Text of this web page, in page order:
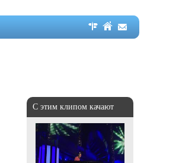
С этим клипом качают